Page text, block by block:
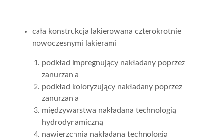
cała konstrukcja lakierowana czterokrotnie
nowoczesnymi lakierami
podkład impregnujący nakładany poprzez
zanurzania
podkład koloryzujący nakładany poprzez
zanurzania
międzywarstwa nakładana technologią
hydrodynamiczną
nawierzchnia nakładana technologią